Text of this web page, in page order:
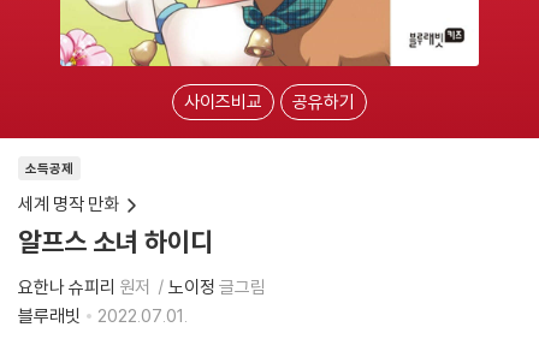
사이즈비교 공유하기
소득공제
세계 명작 만화
알프스 소녀 하이디
요한나 슈피리 원저 노이정 글그림
블루래빗
2022.07.01.